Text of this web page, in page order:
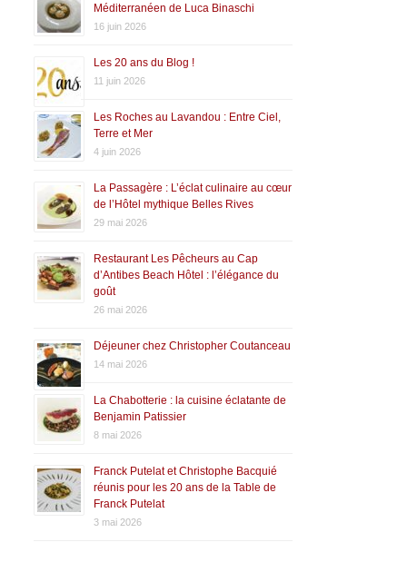
Méditerranéen de Luca Binaschi
16 juin 2026
Les 20 ans du Blog !
11 juin 2026
Les Roches au Lavandou : Entre Ciel,
Terre et Mer
4 juin 2026
La Passagère : L’éclat culinaire au cœur
de l’Hôtel mythique Belles Rives
29 mai 2026
Restaurant Les Pêcheurs au Cap
d’Antibes Beach Hôtel : l’élégance du
goût
26 mai 2026
Déjeuner chez Christopher Coutanceau
14 mai 2026
La Chabotterie : la cuisine éclatante de
Benjamin Patissier
8 mai 2026
Franck Putelat et Christophe Bacquié
réunis pour les 20 ans de la Table de
Franck Putelat
3 mai 2026